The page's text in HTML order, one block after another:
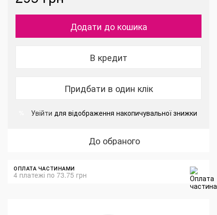
Додати до кошика
В кредит
Придбати в один клік
Увійти для відображення накопичувальної знижки
До обраного
ОПЛАТА ЧАСТИНАМИ
4 платежі по 73.75 грн